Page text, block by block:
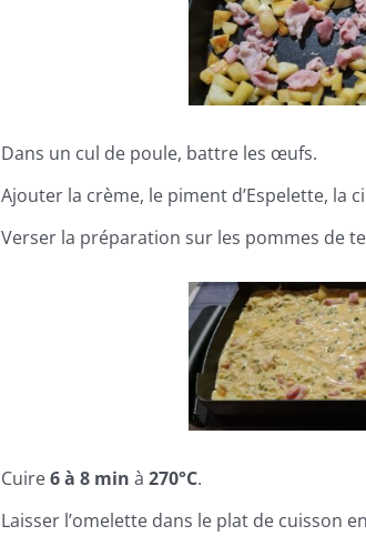
Dans un cul de poule, battre les œufs.
Ajouter la crème, le piment d’Espelette, la
Verser la préparation sur les pommes de
Cuire6 à 8 min à 270°C.
Laisser l’omelette dans le plat de cuisson